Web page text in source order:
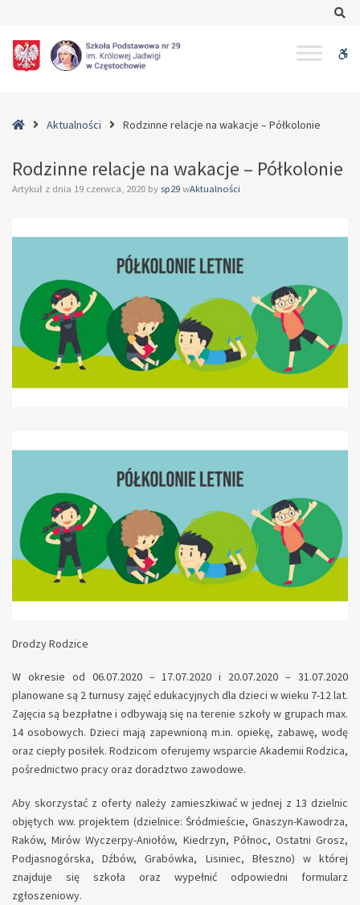
relacje
Półkolonie
HomeAktualności Rodzinne relacje na wakacje – Półkolonie
Rodzinne relacje na wakacje – Półkolonie
Artykuł z dnia 19 czerwca, 2020 by sp29 wAktualności
Drodzy Rodzice
W okresie od 06.07.2020 – 17.07.2020 i 20.07.2020 – 31.07.2020
planowane są 2 turnusy zajęć edukacyjnych dla dzieci w wieku 7-12 lat.
Zajęcia są bezpłatne i odbywają się na terenie szkoły w grupach max.
14 osobowych. Dzieci mają zapewnioną m.in. opiekę, zabawę, wodę
oraz ciepły posiłek. Rodzicom oferujemy wsparcie Akademii Rodzica,
pośrednictwo pracy oraz doradztwo zawodowe.
Aby skorzystać z oferty należy zamieszkiwać w jednej z 13 dzielnic
objętych ww. projektem (dzielnice: Śródmieście, Gnaszyn-Kawodrza,
Raków, Mirów Wyczerpy-Aniołów, Kiedrzyn, Północ, Ostatni Grosz,
Podjasnogórska, Dźbów, Grabówka, Lisiniec, Błeszno) w której
znajduje się szkoła oraz wypełnić odpowiedni formularz
zgłoszeniowy.